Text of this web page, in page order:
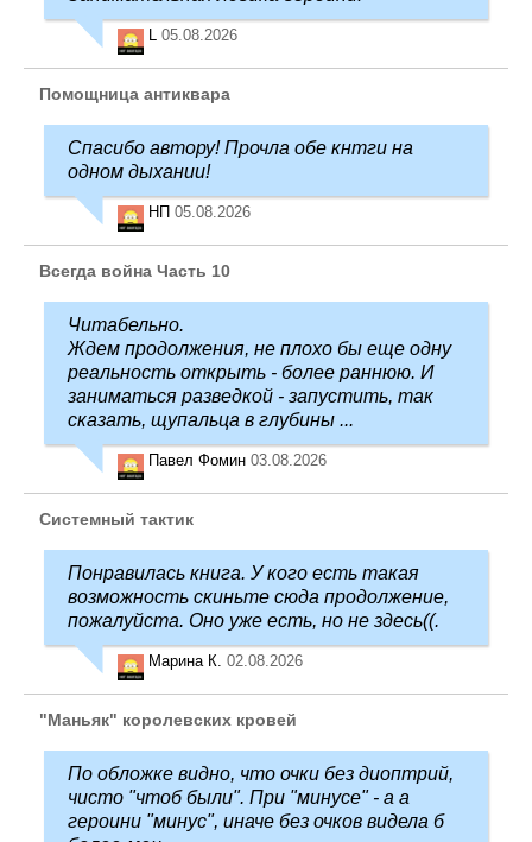
L 05.08.2026
Помощница антиквара
Спасибо автору! Прочла обе кнтги на
одном дыхании!
НП 05.08.2026
Всегда война Часть 10
Читабельно.
Ждем продолжения, не плохо бы еще одну
реальность открыть - более раннюю. И
заниматься разведкой - запустить, так
сказать, щупальца в глубины ...
Павел Фомин 03.08.2026
Системный тактик
Понравилась книга. У кого есть такая
возможность скиньте сюда продолжение,
пожалуйста. Оно уже есть, но не здесь((.
Марина К. 02.08.2026
"Маньяк" королевских кровей
По обложке видно, что очки без диоптрий,
чисто "чтоб были". При "минусе" - а а
героини "минус", иначе без очков видела б